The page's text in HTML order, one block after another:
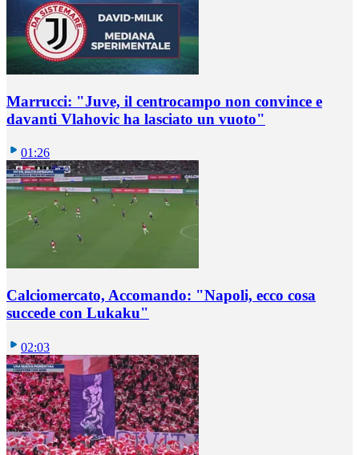
Marrucci: "Juve, il centrocampo non convince e
davanti Vlahovic ha lasciato un vuoto"
01:26
Calciomercato, Accomando: "Napoli, ecco cosa
succede con Lukaku"
02:03